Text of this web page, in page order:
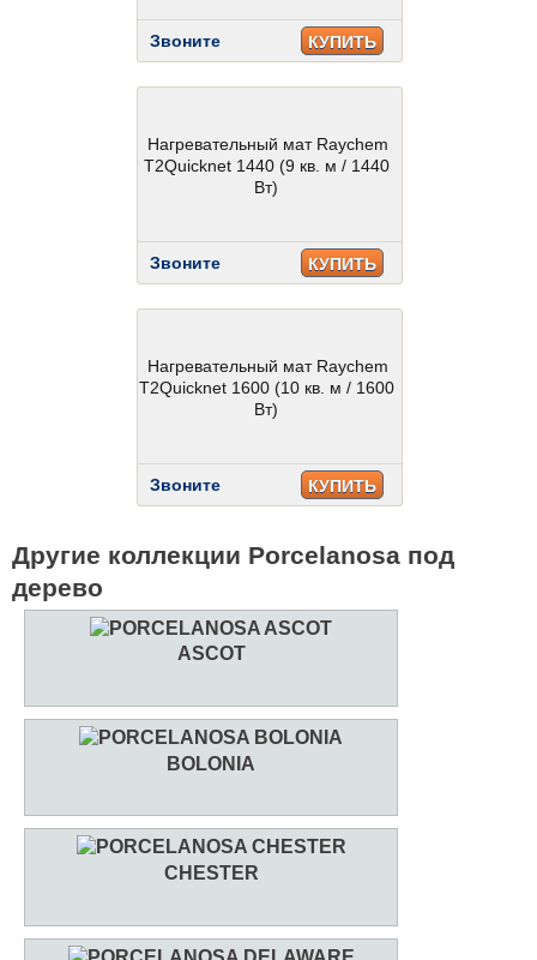
Звоните КУПИТЬ
Нагревательный мат Raychem
T2Quicknet 1440 (9 кв. м / 1440
Вт)
Звоните КУПИТЬ
Нагревательный мат Raychem
T2Quicknet 1600 (10 кв. м / 1600
Вт)
Звоните КУПИТЬ
Другие коллекции Porcelanosa под
дерево
ASCOT
BOLONIA
CHESTER